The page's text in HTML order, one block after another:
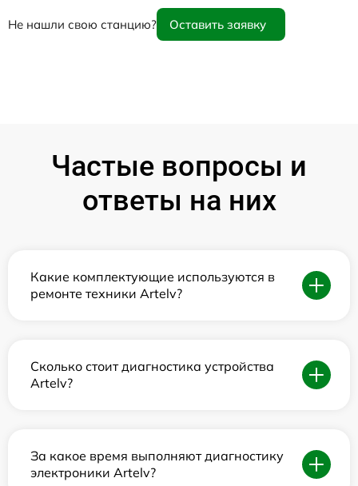
Не нашли свою станцию? Оставить заявку
Частые вопросы и
ответы на них
Какие комплектующие используются в
ремонте техники Artelv?
Сколько стоит диагностика устройства
Artelv?
За какое время выполняют диагностику
электроники Artelv?